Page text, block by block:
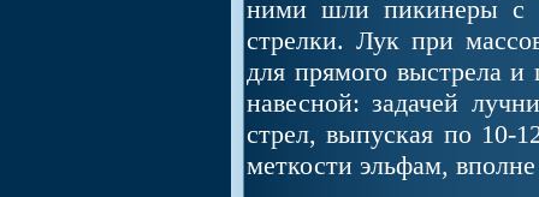
ними шли пикинеры с
стрелки. Лук при
для прямого выстрела и
навесной: задачей
стрел, выпуская по 10-
меткости эльфам,